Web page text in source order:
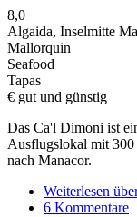
8,0
Algaida, Inselmitte
Mallorquin
Seafood
Tapas
€ gut und günstig
Das Ca'l Dimoni ist
Ausflugslokal mit 300
nach Manacor.
Weiterlesen
6 Kommentare